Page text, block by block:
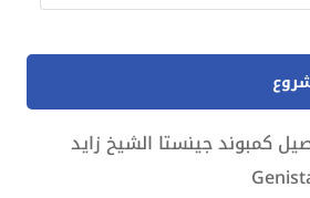
كمبوند جينستا الشيخ زايد